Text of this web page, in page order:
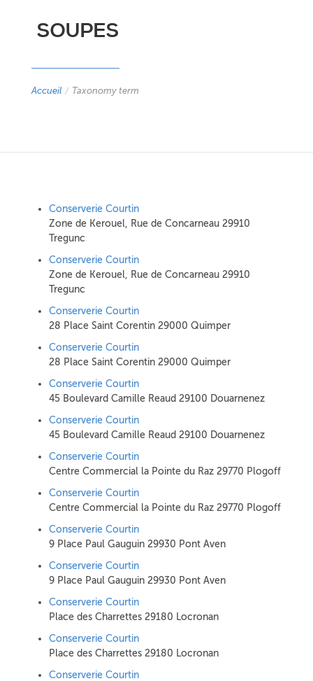
SOUPES
Accueil / Taxonomy term
Conserverie Courtin
Zone de Kerouel, Rue de Concarneau 29910
Tregunc
Conserverie Courtin
Zone de Kerouel, Rue de Concarneau 29910
Tregunc
Conserverie Courtin
28 Place Saint Corentin 29000 Quimper
Conserverie Courtin
28 Place Saint Corentin 29000 Quimper
Conserverie Courtin
45 Boulevard Camille Reaud 29100 Douarnenez
Conserverie Courtin
45 Boulevard Camille Reaud 29100 Douarnenez
Conserverie Courtin
Centre Commercial la Pointe du Raz 29770 Plogoff
Conserverie Courtin
Centre Commercial la Pointe du Raz 29770 Plogoff
Conserverie Courtin
9 Place Paul Gauguin 29930 Pont Aven
Conserverie Courtin
9 Place Paul Gauguin 29930 Pont Aven
Conserverie Courtin
Place des Charrettes 29180 Locronan
Conserverie Courtin
Place des Charrettes 29180 Locronan
Conserverie Courtin